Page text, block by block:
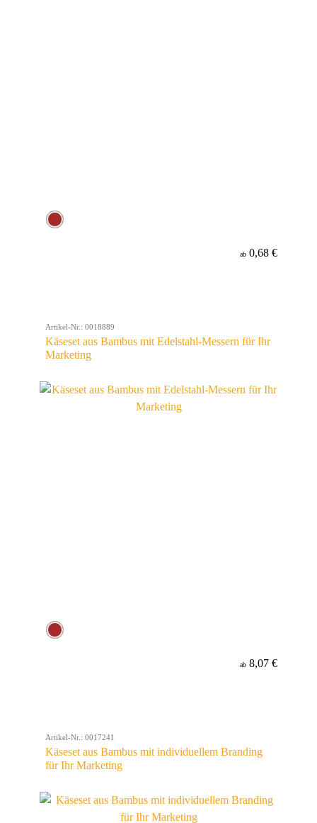
ab 0,68 €
Artikel-Nr.: 0018889
Käseset aus Bambus mit Edelstahl-Messern für Ihr
Marketing
ab 8,07 €
Artikel-Nr.: 0017241
Käseset aus Bambus mit individuellem Branding
für Ihr Marketing